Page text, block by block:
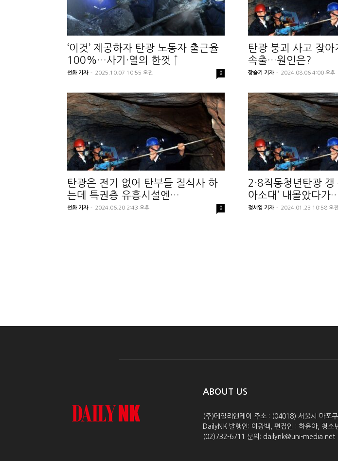
‘이것’ 제공하자 탄광 노동자 출근율
100%…사기·열의 한껏 ↑
선화 기자 - 2025.10.07 10:55 오전 0
탄광 붕괴 사고 잦아
속출…원인은?
장슬기 기자 - 2024.08.06 4:00 오후
탄광은 전기 없어 탄부들 질식사 하
는데 특권층 유흥시설엔…
선화 기자 - 2024.06.20 2:43 오후 0
2·8직동청년탄광 갱
아소대’ 내몰았다가
정서영 기자 - 2024.01.23 10:58 오전
ABOUT US
(주)데일리엔케이 주소 : (04018) 서울시 마포
DailyNK 발행인: 이광백, 편집인 : 하윤아, 청
(02)732-6711 문의: dailynk@uni-media.net